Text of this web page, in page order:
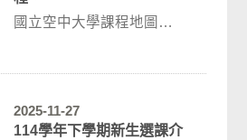
國立空中大學課程地圖查
2025-11-27
114學年下學期新生選課介